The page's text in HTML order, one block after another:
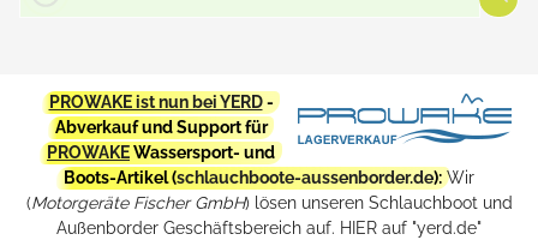
PROWAKE ist nun bei YERD-
Abverkauf und Support für
PROWAKEWassersport- und
Boots-Artikel (schlauchboote-aussenborder.de): Wir
(Motorgeräte Fischer GmbH) lösen unseren Schlauchboot und
Außenborder Geschäftsbereich auf. HIER auf "yerd.de"